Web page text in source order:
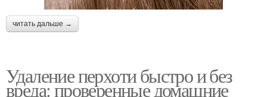
читать дальше →
Удаление перхоти быстро и без
вреда: проверенные домашние